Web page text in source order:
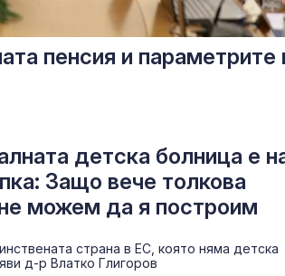
пенсия и параметрите
детска болница е
Защо вече толкова
можем да я построим
страна в ЕС, която няма детска
д-р Влатко Глигоров